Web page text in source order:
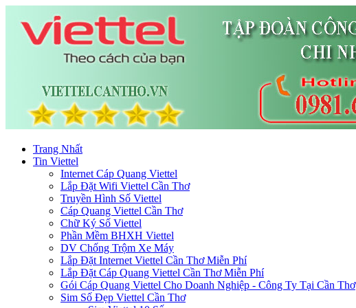
Trang Nhất
Tin Viettel
Internet Cáp Quang Viettel
Lắp Đặt Wifi Viettel Cần Thơ
Truyền Hình Số Viettel
Cáp Quang Viettel Cần Thơ
Chữ Ký Số Viettel
Phần Mềm BHXH Viettel
DV Chống Trộm Xe Máy
Lắp Đặt Internet Viettel Cần Thơ Miễn Phí
Lắp Đặt Cáp Quang Viettel Cần Thơ Miễn Phí
Gói Cáp Quang Viettel Cho Doanh Nghiệp - Công Ty Tại Cần Thơ
Sim Số Đẹp Viettel Cần Thơ